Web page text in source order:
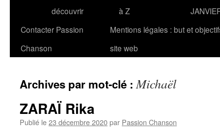
découvrir
à Z
Contacter Passion
Chanson
Mentions légales : but et
site web
Archives par mot-clé :Michaël
ZARAÏ Rika
Publié le23 décembre 2020par Passion Chanson